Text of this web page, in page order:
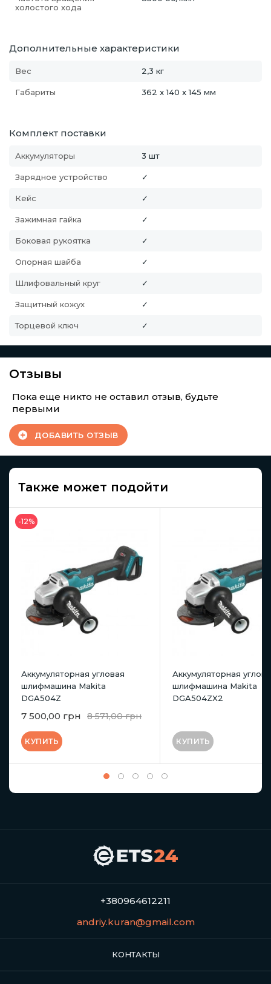
холостого хода
Дополнительные характеристики
Вес 2,3 кг
Габариты 362 x 140 x 145 мм
Комплект поставки
Аккумуляторы 3 шт
Зарядное устройство ✓
Кейс ✓
Зажимная гайка ✓
Боковая рукоятка ✓
Опорная шайба ✓
Шлифовальный круг ✓
Защитный кожух ✓
Торцевой ключ ✓
Отзывы
Пока еще никто не оставил отзыв, будьте
первыми
ДОБАВИТЬ ОТЗЫВ
Также может подойти
-12%
Аккумуляторная угловая
шлифмашина Makita
DGA504Z
7 500,00 грн 8 571,00 грн
КУПИТЬ
Аккумуляторная
шлифмашина Makita
DGA504ZX2
КУПИТЬ
+380964612211
andriy.kuran@gmail.com
КОНТАКТЫ